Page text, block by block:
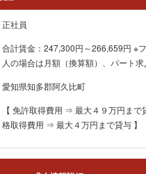
正社員
合計賃金：247,300円～266,659円 ※
人の場合は月額（換算額）、パート求
愛知県知多郡阿久比町
【 免許取得費用 ⇒ 最大４９万円まで
格取得費用 ⇒ 最大４万円まで貸与 】